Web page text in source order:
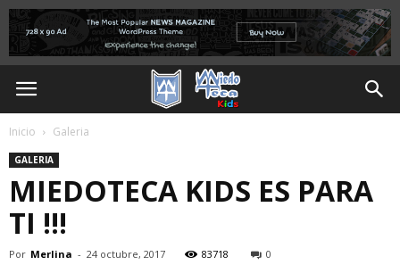
Inicio Galeria
GALERIA
MIEDOTECA KIDS ES PARA
TI !!!
Por Merlina - 24 octubre, 2017 83718 0